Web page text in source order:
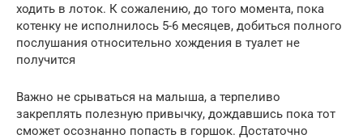
ходить в лоток. К сожалению, до того момента, пока
котенку не исполнилось 5-6 месяцев, добиться полного
послушания относительно хождения в туалет не
получится
Важно не срываться на малыша, а терпеливо
закреплять полезную привычку, дождавшись пока тот
сможет осознанно попасть в горшок. Достаточно